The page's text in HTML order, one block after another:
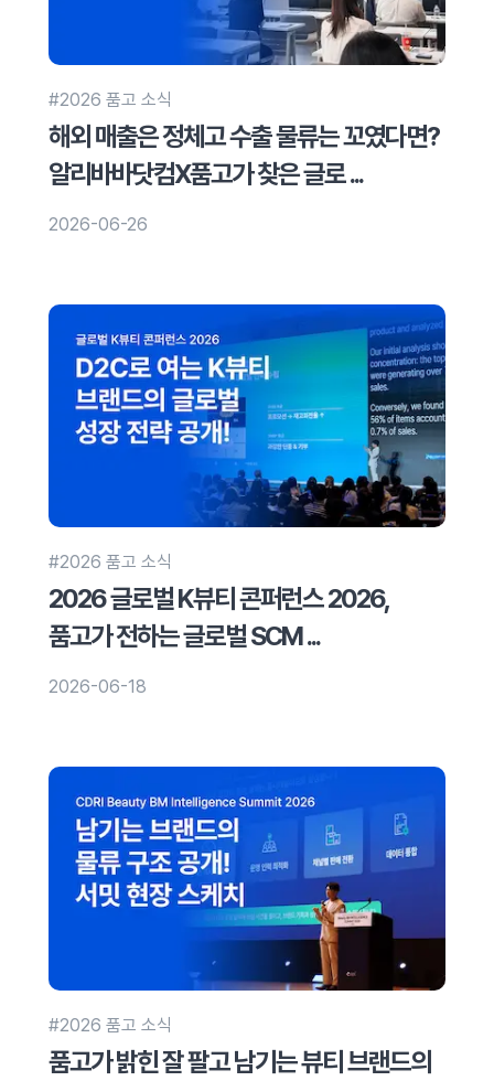
#2026 품고 소식
해외 매출은 정체고 수출 물류는 꼬였다면?
알리바바닷컴X품고가 찾은 글로 ...
2026-06-26
#2026 품고 소식
2026 글로벌 K뷰티 콘퍼런스 2026,
품고가 전하는 글로벌 SCM ...
2026-06-18
#2026 품고 소식
품고가 밝힌 잘 팔고 남기는 뷰티 브랜드의